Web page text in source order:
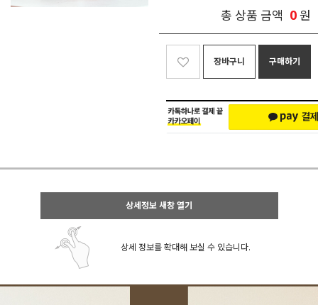
총 상품 금액 0원
장바구니 구매하기
상세정보 새창 열기
상세 정보를 확대해 보실 수 있습니다.